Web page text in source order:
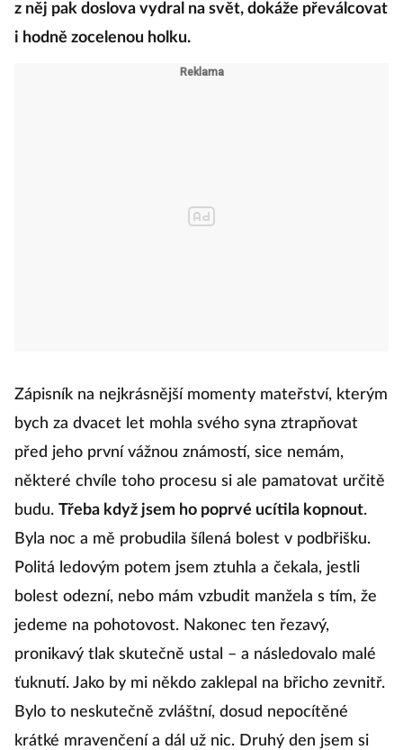
z něj pak doslova vydral na svět, dokáže převálcovat
i hodně zocelenou holku.
Zápisník na nejkrásnější momenty mateřství, kterým
bych za dvacet let mohla svého syna ztrapňovat
před jeho první vážnou známostí, sice nemám,
některé chvíle toho procesu si ale pamatovat určitě
budu. Třeba když jsem ho poprvé ucítila kopnout.
Byla noc a mě probudila šílená bolest v podbřišku.
Politá ledovým potem jsem ztuhla a čekala, jestli
bolest odezní, nebo mám vzbudit manžela s tím, že
jedeme na pohotovost. Nakonec ten řezavý,
pronikavý tlak skutečně ustal – a následovalo malé
ťuknutí. Jako by mi někdo zaklepal na břicho zevnitř.
Bylo to neskutečně zvláštní, dosud nepocítěné
krátké mravenčení a dál už nic. Druhý den jsem si